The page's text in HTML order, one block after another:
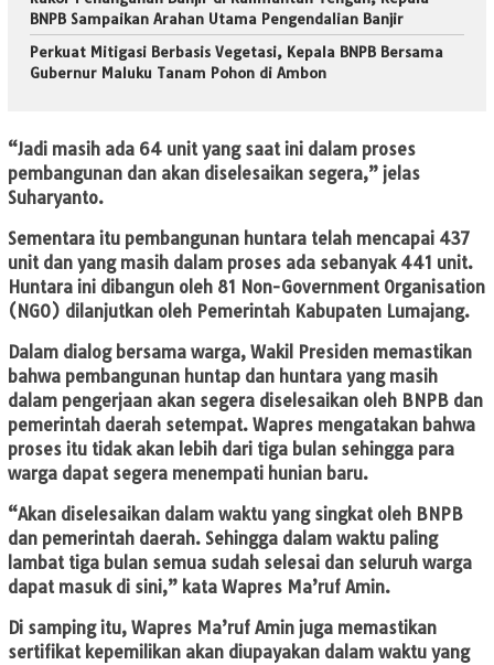
BNPB Sampaikan Arahan Utama Pengendalian Banjir
Perkuat Mitigasi Berbasis Vegetasi, Kepala BNPB Bersama
Gubernur Maluku Tanam Pohon di Ambon
“Jadi masih ada 64 unit yang saat ini dalam proses
pembangunan dan akan diselesaikan segera,” jelas
Suharyanto.
Sementara itu pembangunan huntara telah mencapai 437
unit dan yang masih dalam proses ada sebanyak 441 unit.
Huntara ini dibangun oleh 81 Non-Government Organisation
(NGO) dilanjutkan oleh Pemerintah Kabupaten Lumajang.
Dalam dialog bersama warga, Wakil Presiden memastikan
bahwa pembangunan huntap dan huntara yang masih
dalam pengerjaan akan segera diselesaikan oleh BNPB dan
pemerintah daerah setempat. Wapres mengatakan bahwa
proses itu tidak akan lebih dari tiga bulan sehingga para
warga dapat segera menempati hunian baru.
“Akan diselesaikan dalam waktu yang singkat oleh BNPB
dan pemerintah daerah. Sehingga dalam waktu paling
lambat tiga bulan semua sudah selesai dan seluruh warga
dapat masuk di sini,” kata Wapres Ma’ruf Amin.
Di samping itu, Wapres Ma’ruf Amin juga memastikan
sertifikat kepemilikan akan diupayakan dalam waktu yang